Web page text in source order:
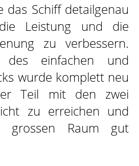
das Schiff detailgenau
Leistung und die
zu verbessern.
des einfachen und
wurde komplett neu
Teil mit den zwei
zu erreichen und
grossen Raum gut